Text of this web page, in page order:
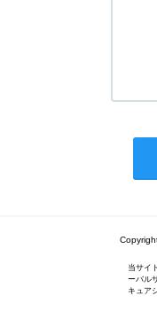
当サイ
ーバル
キュア